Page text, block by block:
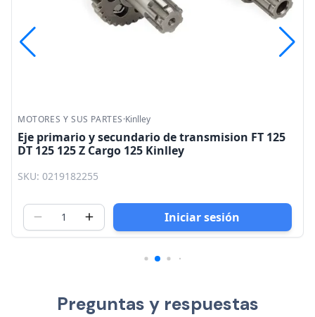
MOTORES Y SUS PARTES·Kinlley
Eje primario y secundario de transmision FT 125
DT 125 125 Z Cargo 125 Kinlley
SKU: 0219182255
Iniciar sesión
Preguntas y respuestas